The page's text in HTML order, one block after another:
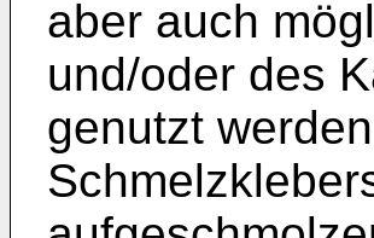
aber auch
und/oder des
genutzt